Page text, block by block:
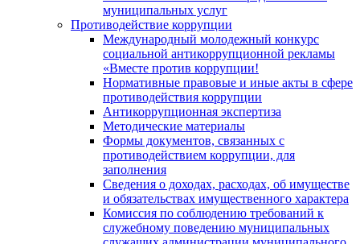
муниципальных услуг
Противодействие коррупции
Международный молодежный конкурс
социальной антикоррупционной рекламы
«Вместе против коррупции!
Нормативные правовые и иные акты в сфере
противодействия коррупции
Антикоррупционная экспертиза
Методические материалы
Формы документов, связанных с
противодействием коррупции, для
заполнения
Сведения о доходах, расходах, об имуществе
и обязательствах имущественного характера
Комиссия по соблюдению требований к
служебному поведению муниципальных